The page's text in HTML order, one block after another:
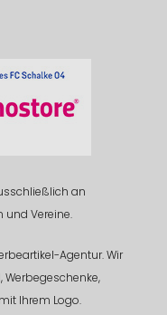
an
und Vereine.
Agentur. Wir
Werbegeschenke,
Ihrem Logo.